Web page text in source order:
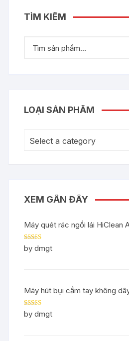
TÌM KIẾM
LOẠI SẢN PHẨM
Select a category
XEM GẦN ĐÂY
Máy quét rác ngồi lái HiClean
Rated5out
of 5
by dmgt
Máy hút bụi cầm tay không
Rated5out
of 5
by dmgt